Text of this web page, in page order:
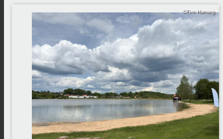
©Finn Hornung